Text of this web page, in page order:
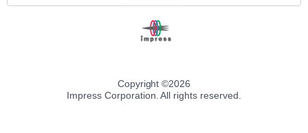
Copyright ©2026
Impress Corporation. All rights reserved.